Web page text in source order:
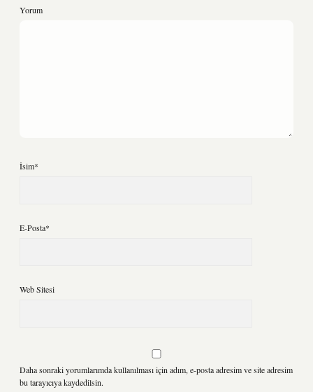
Yorum
İsim*
E-Posta*
Web Sitesi
Daha sonraki yorumlarımda kullanılması için adım, e-posta adresim ve site adresim
bu tarayıcıya kaydedilsin.